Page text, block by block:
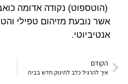
(הוטספוט) נקודה אדומה
אשר נובעת מזיהום טפילי
אנטיביוטי.
הקודם
איך להרגיל כלב לתינוק חדש בבית